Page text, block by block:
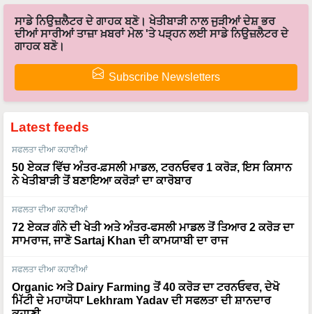
ਸਾਡੇ ਨਿਉਜ਼ਲੈਟਰ ਦੇ ਗਾਹਕ ਬਣੋ। ਖੇਤੀਬਾੜੀ ਨਾਲ ਜੁੜੀਆਂ ਦੇਸ਼ ਭਰ
ਦੀਆਂ ਸਾਰੀਆਂ ਤਾਜ਼ਾ ਖ਼ਬਰਾਂ ਮੇਲ 'ਤੇ ਪੜ੍ਹਨ ਲਈ ਸਾਡੇ ਨਿਉਜ਼ਲੈਟਰ ਦੇ
ਗਾਹਕ ਬਣੋ।
Subscribe Newsletters
Latest feeds
ਸਫਲਤਾ ਦੀਆ ਕਹਾਣੀਆਂ
50 ਏਕੜ ਵਿੱਚ ਅੰਤਰ-ਫ਼ਸਲੀ ਮਾਡਲ, ਟਰਨਓਵਰ 1 ਕਰੋੜ, ਇਸ ਕਿਸਾਨ
ਨੇ ਖੇਤੀਬਾੜੀ ਤੋਂ ਬਣਾਇਆ ਕਰੋੜਾਂ ਦਾ ਕਾਰੋਬਾਰ
ਸਫਲਤਾ ਦੀਆ ਕਹਾਣੀਆਂ
72 ਏਕੜ ਗੰਨੇ ਦੀ ਖੇਤੀ ਅਤੇ ਅੰਤਰ-ਫਸਲੀ ਮਾਡਲ ਤੋਂ ਤਿਆਰ 2 ਕਰੋੜ ਦਾ
ਸਾਮਰਾਜ, ਜਾਣੋ Sartaj Khan ਦੀ ਕਾਮਯਾਬੀ ਦਾ ਰਾਜ
ਸਫਲਤਾ ਦੀਆ ਕਹਾਣੀਆਂ
Organic ਅਤੇ Dairy Farming ਤੋਂ 40 ਕਰੋੜ ਦਾ ਟਰਨਓਵਰ, ਦੇਖੋ
ਮਿੱਟੀ ਦੇ ਮਹਾਯੋਧਾ Lekhram Yadav ਦੀ ਸਫਲਤਾ ਦੀ ਸ਼ਾਨਦਾਰ